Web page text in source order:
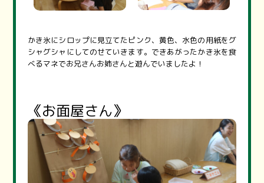
かき氷にシロップに見立てたピンク、黄色、水色の用紙をグ
シャグシャにしてのせていきます。できあがったかき氷を食
べるマネでお兄さんお姉さんと遊んでいましたよ！
《お面屋さん》